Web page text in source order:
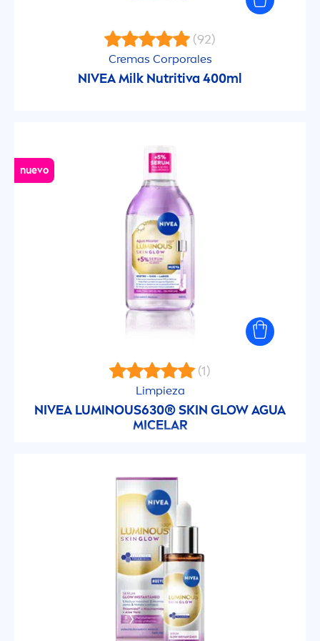
Stress Protect
30
FILTROS SELECCIONADOS
(92)
Cremas Corporales
NIVEAMilk Nutritiva 400ml
nuevo
(1)
Limpieza
NIVEA LUMINOUS630®SKIN GLOW AGUA
MICELAR